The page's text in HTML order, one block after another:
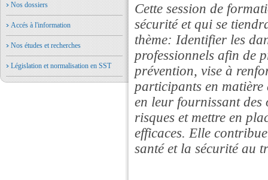
Nos dossiers
Accés à l'information
Nos études et recherches
Législation et normalisation en SST
Cette session de
sécurité et qui se
thème: Identifier les
professionnels afin de
prévention, vise à
participants en matière
en leur fournissant
risques et mettre en
efficaces. Elle
santé et la sécurité au